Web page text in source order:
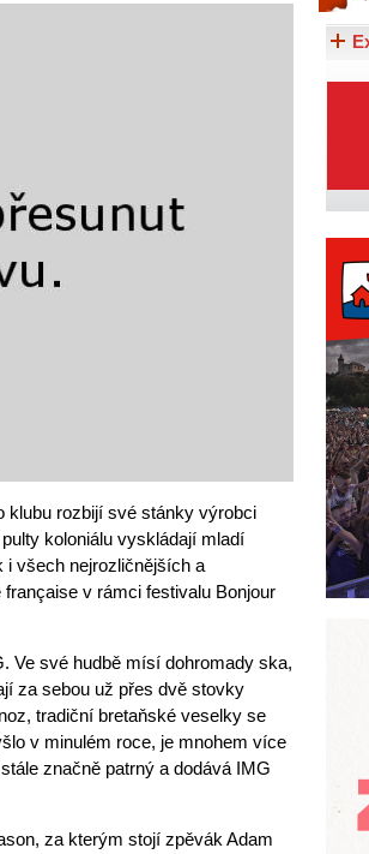
klubu rozbijí své stánky výrobci
koloniálu vyskládají mladí
i všech nejrozličnějších a
v rámci festivalu Bonjour
Ve své hudbě mísí dohromady ska,
za sebou už přes dvě stovky
tradiční bretaňské veselky se
v minulém roce, je mnohem více
značně patrný a dodává IMG
za kterým stojí zpěvák Adam